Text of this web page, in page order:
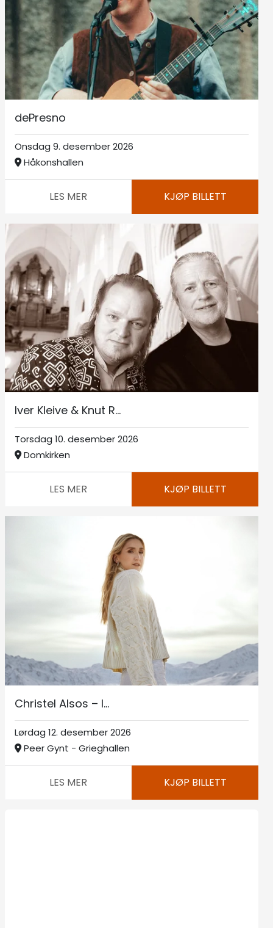
dePresno
Onsdag 9. desember 2026
Håkonshallen
LES MER KJØP BILLETT
Iver Kleive & Knut R...
Torsdag 10. desember 2026
Domkirken
LES MER KJØP BILLETT
Christel Alsos – I...
Lørdag 12. desember 2026
Peer Gynt - Grieghallen
LES MER KJØP BILLETT